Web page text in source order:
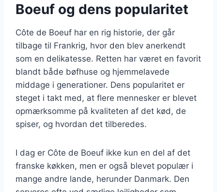
Boeuf og dens popularitet
Côte de Boeuf har en rig historie, der går
tilbage til Frankrig, hvor den blev anerkendt
som en delikatesse. Retten har været en favorit
blandt både bøfhuse og hjemmelavede
middage i generationer. Dens popularitet er
steget i takt med, at flere mennesker er blevet
opmærksomme på kvaliteten af det kød, de
spiser, og hvordan det tilberedes.
I dag er Côte de Boeuf ikke kun en del af det
franske køkken, men er også blevet populær i
mange andre lande, herunder Danmark. Den